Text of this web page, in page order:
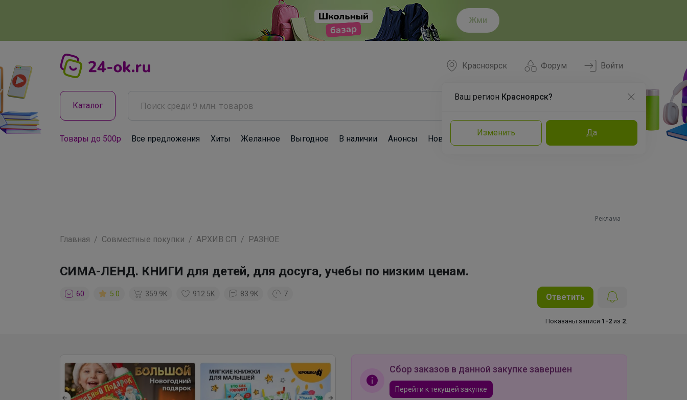
Жми
Форум
Красноярск
Ваш регион Красноярск?
Изменить Да
Войти
Каталог
Товары до 500р Все предложения Хиты Желанное Выгодное В наличии Анонсы Новости Команда Эксперты
Реклама
Главная Совместные покупки АРХИВ СП РАЗНОЕ
СИМА-ЛЕНД. КНИГИ для детей, для досуга, учебы по низким ценам.
60 5.0 359.9K 912.5K 83.9K 7 Ответить
Показаны записи 1-2 из 2
Сбор заказов в данной закупке завершен
Перейти к текущей закупке